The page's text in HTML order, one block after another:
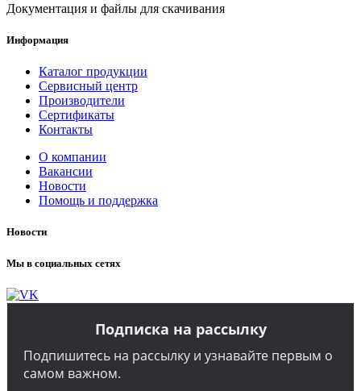
Документация и файлы для скачивания
Информация
Каталог продукции
Сервисный центр
Производители
Сертификаты
Контакты
О компании
Вакансии
Новости
Помощь и поддержка
Новости
Мы в социальных сетях
Подписка на рассылку
Подпишитесь на рассылку и узнавайте первым о
самом важном.